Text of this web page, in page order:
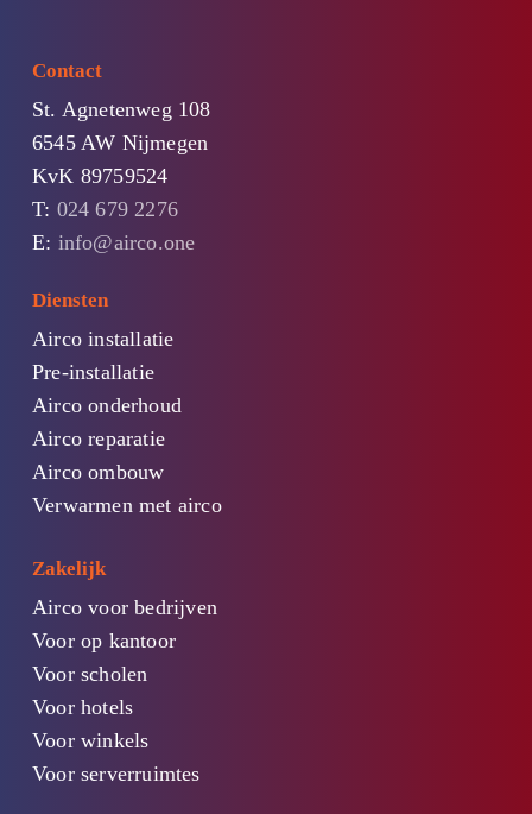
Contact
St. Agnetenweg 108
6545 AW Nijmegen
KvK 89759524
T: 024 679 2276
E: info@airco.one
Diensten
Airco installatie
Pre-installatie
Airco onderhoud
Airco reparatie
Airco ombouw
Verwarmen met airco
Zakelijk
Airco voor bedrijven
Voor op kantoor
Voor scholen
Voor hotels
Voor winkels
Voor serverruimtes